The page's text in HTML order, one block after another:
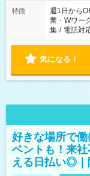
特徴 週1日から
業・Wワー
集 / 電話対
気になる！
好きな場所で
ベントも！来
える日払い◎｜